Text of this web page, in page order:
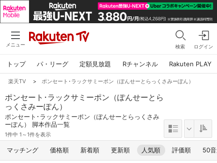
メニュー 検索 ログイン
トップ パ・リーグ 定額見放題 Rチャンネル Rakuten PLAY
楽天TV > ポンセート･ラックサミーポン（ぽんせーとらっくさみーぽん）
ポンセート･ラックサミーポン（ぽんせーとら
っくさみーぽん）
ポンセート･ラックサミーポン（ぽんせーとらっくさみ
ーぽん） 脚本作品一覧
1件中 1～1件を表示
マッチング 価格順 新着順 更新順 人気順 評価順 50